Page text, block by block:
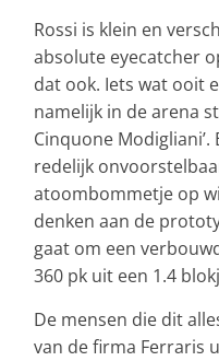
Rossi is klein en
absolute eyecatcher
dat ook. Iets wat ooit
namelijk in de arena
Cinquone
redelijk
atoombommetje op
denken aan de
gaat om een
360 pk uit een 1.4
De mensen die dit
van de firma Ferraris